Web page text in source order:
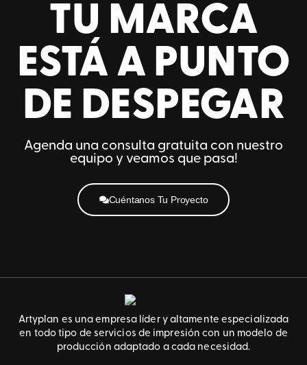
TU MARCA
ESTÁ A PUNTO
DE DESPEGAR
Agenda una consulta gratuita con nuestro
equipo y veamos que pasa!
Cuéntanos Tu Proyecto
Artyplan es una empresa líder y altamente especializada
en todo tipo de servicios de impresión con un modelo de
producción adaptado a cada necesidad.